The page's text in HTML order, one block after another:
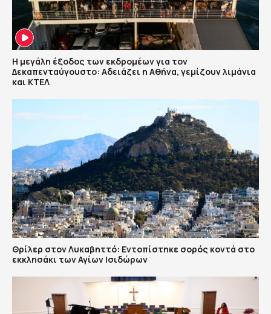
Η μεγάλη έξοδος των εκδρομέων για τον
Δεκαπενταύγουστο: Αδειάζει η Αθήνα, γεμίζουν λιμάνια
και ΚΤΕΛ
Θρίλερ στον Λυκαβηττό: Εντοπίστηκε σορός κοντά στο
εκκλησάκι των Αγίων Ισιδώρων